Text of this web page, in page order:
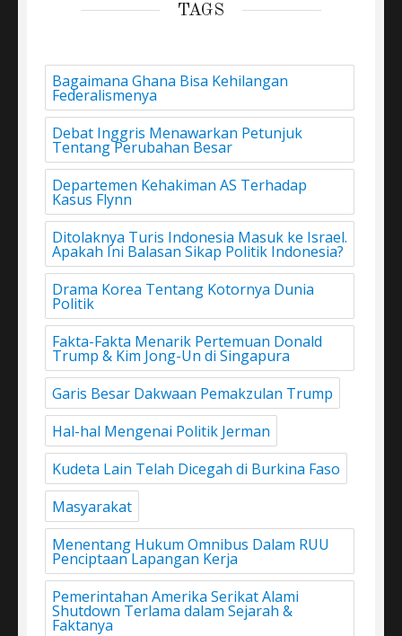
TAGS
Bagaimana Ghana Bisa Kehilangan
Federalismenya
Debat Inggris Menawarkan Petunjuk
Tentang Perubahan Besar
Departemen Kehakiman AS Terhadap
Kasus Flynn
Ditolaknya Turis Indonesia Masuk ke Israel.
Apakah Ini Balasan Sikap Politik Indonesia?
Drama Korea Tentang Kotornya Dunia
Politik
Fakta-Fakta Menarik Pertemuan Donald
Trump & Kim Jong-Un di Singapura
Garis Besar Dakwaan Pemakzulan Trump
Hal-hal Mengenai Politik Jerman
Kudeta Lain Telah Dicegah di Burkina Faso
Masyarakat
Menentang Hukum Omnibus Dalam RUU
Penciptaan Lapangan Kerja
Pemerintahan Amerika Serikat Alami
Shutdown Terlama dalam Sejarah &
Faktanya